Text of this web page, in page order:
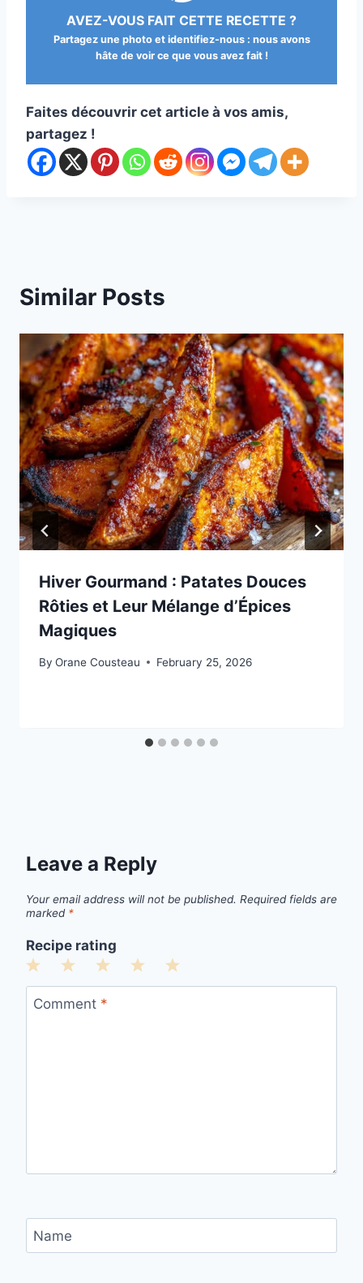
AVEZ-VOUS FAIT CETTE RECETTE ?
Partagez une photo et identifiez-nous : nous avons
hâte de voir ce que vous avez fait !
Faites découvrir cet article à vos amis,
partagez !
Similar Posts
Hiver Gourmand : Patates Douces
Rôties et Leur Mélange d’Épices
Magiques
By Orane Cousteau February 25, 2026
Leave a Reply
Your email address will not be published. Required fields are
marked *
Recipe rating
5
4
3
Stars
2
Stars
1
Star
Comment *
Name